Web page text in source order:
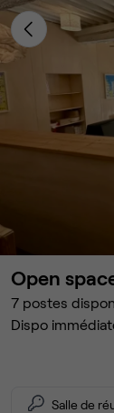
Open
7 postes
Dispo
Salle de